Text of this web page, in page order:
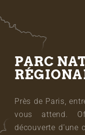
PARC
Près de Paris,
vous attend.
découverte d’une